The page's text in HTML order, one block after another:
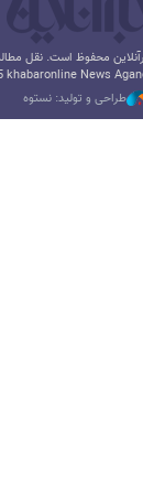
محفوظ است. نقل
khabaronline News
طراحی و تولید: نستوه